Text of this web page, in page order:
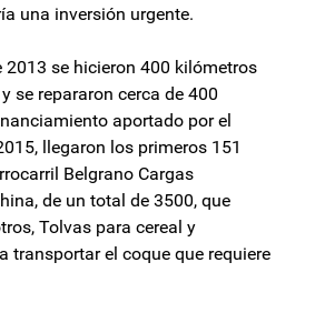
una inversión urgente.
2013 se hicieron 400 kilómetros
se repararon cerca de 400
aportado por el
llegaron los primeros 151
Belgrano Cargas
de un total de 3500, que
Tolvas para cereal y
transportar el coque que requiere